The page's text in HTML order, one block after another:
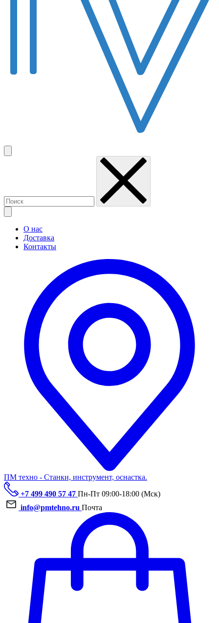
О нас
Доставка
Контакты
ПМ техно - Станки, инструмент, оснастка.
+7 499 490 57 47 Пн-Пт 09:00-18:00 (Мск)
info@pmtehno.ru Почта